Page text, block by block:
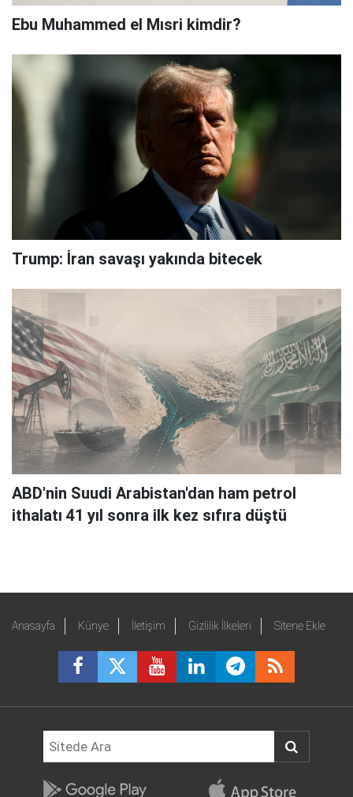
Ebu Muhammed el Mısri kimdir?
Trump: İran savaşı yakında bitecek
ABD'nin Suudi Arabistan'dan ham petrol
ithalatı 41 yıl sonra ilk kez sıfıra düştü
Anasayfa Künye İletişim Gizlilik İlkeleri Sitene Ekle